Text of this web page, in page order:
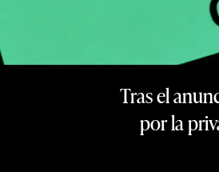
Tras el
por la